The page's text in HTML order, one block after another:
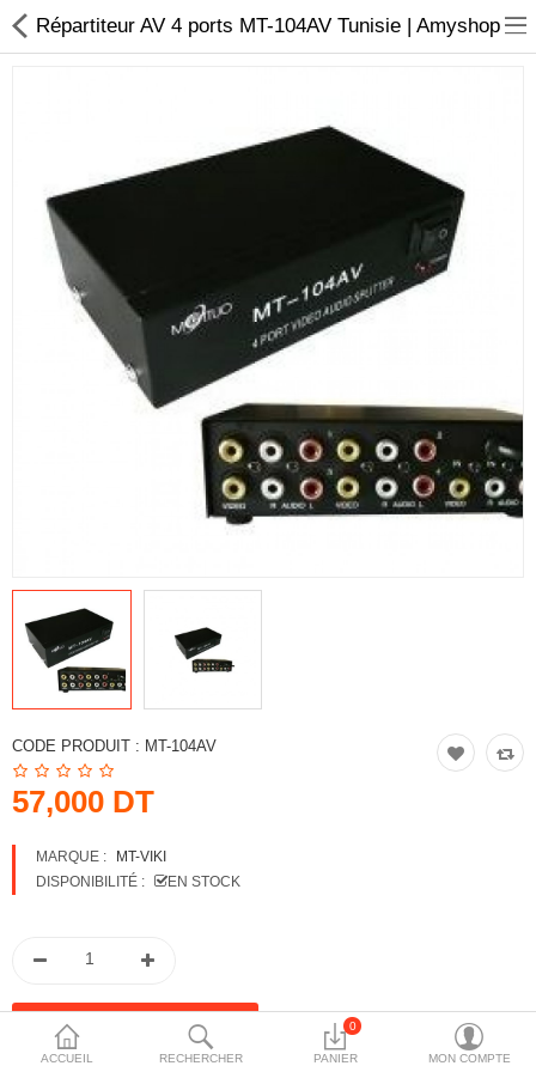
Caisse et accesoire
Téléphonie IP
Sonorisation
Régulateur de tension
Comparer
Liste de souhaits
(0)
ACCUEIL RECHERCHER
0
PANIER MON COMPTE
Répartiteur AV 4 ports MT-104AV Tunisie | Amyshop
CODE PRODUIT : MT-104AV
57,000 DT
MARQUE :
MT-VIKI
DISPONIBILITÉ :
EN STOCK